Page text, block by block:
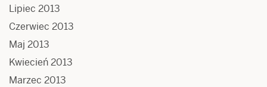
Lipiec 2013
Czerwiec 2013
Maj 2013
Kwiecień 2013
Marzec 2013